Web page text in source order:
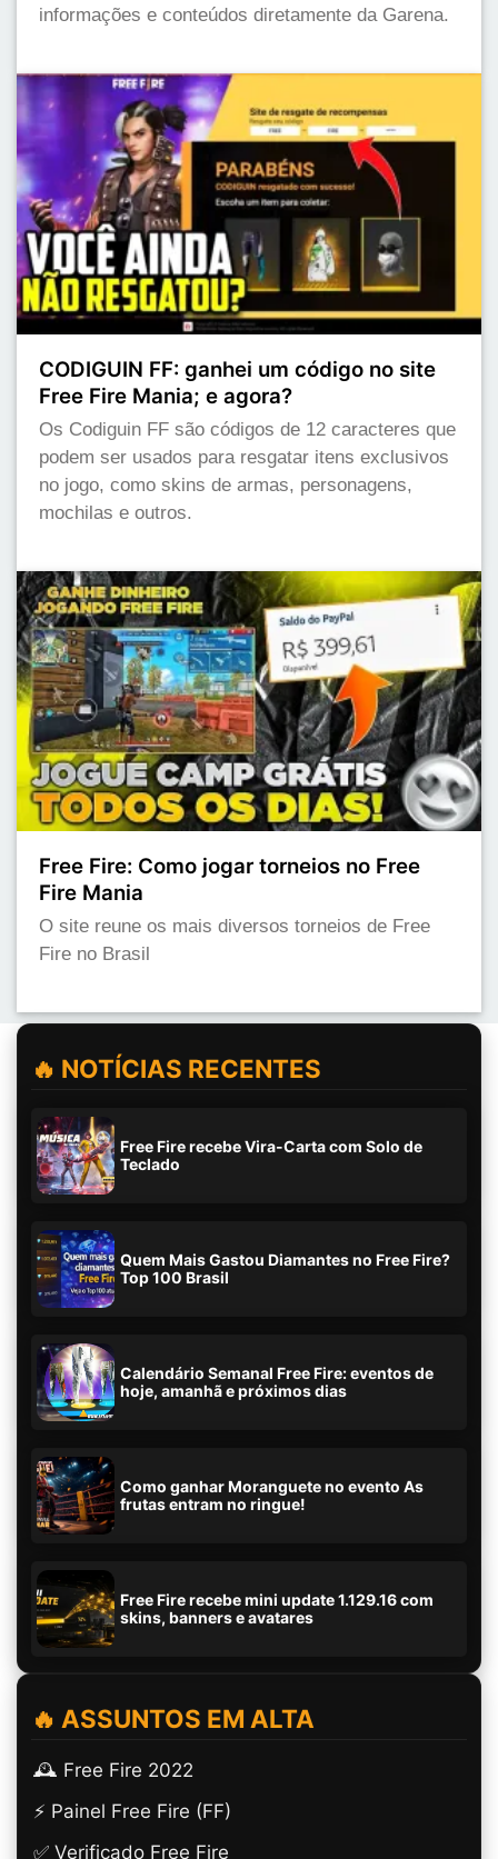
informações e conteúdos diretamente da Garena.
CODIGUIN FF: ganhei um código no site
Free Fire Mania; e agora?
Os Codiguin FF são códigos de 12 caracteres que
podem ser usados para resgatar itens exclusivos
no jogo, como skins de armas, personagens,
mochilas e outros.
Free Fire: Como jogar torneios no Free
Fire Mania
O site reune os mais diversos torneios de Free
Fire no Brasil
🔥 NOTÍCIAS RECENTES
Free Fire recebe Vira-Carta com Solo de
Teclado
Quem Mais Gastou Diamantes no Free Fire?
Top 100 Brasil
Calendário Semanal Free Fire: eventos de
hoje, amanhã e próximos dias
Como ganhar Moranguete no evento As
frutas entram no ringue!
Free Fire recebe mini update 1.129.16 com
skins, banners e avatares
🔥 ASSUNTOS EM ALTA
🕰️ Free Fire 2022
⚡ Painel Free Fire (FF)
✅ Verificado Free Fire